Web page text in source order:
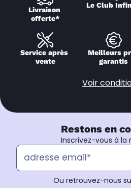
Livraison
offerte*
Le Club
Service après
vente
Meilleurs
garantis
Voir
Restons en
Inscrivez-vous à la
Ou retrouvez-nous